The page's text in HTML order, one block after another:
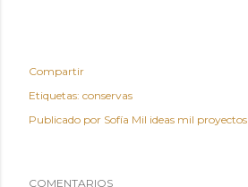
Compartir
Etiquetas: conservas
Publicado por Sofía Mil ideas mil proyectos
COMENTARIOS